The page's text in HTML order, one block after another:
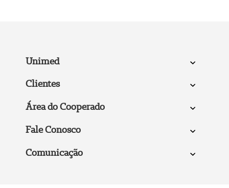
Unimed
Clientes
Área do Cooperado
Fale Conosco
Comunicação